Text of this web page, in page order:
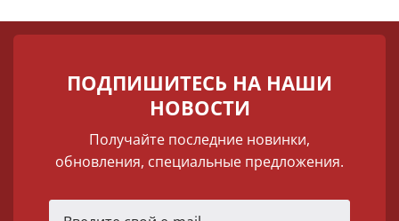
ПОДПИШИТЕСЬ НА НАШИ
НОВОСТИ
Получайте последние новинки,
обновления, специальные предложения.